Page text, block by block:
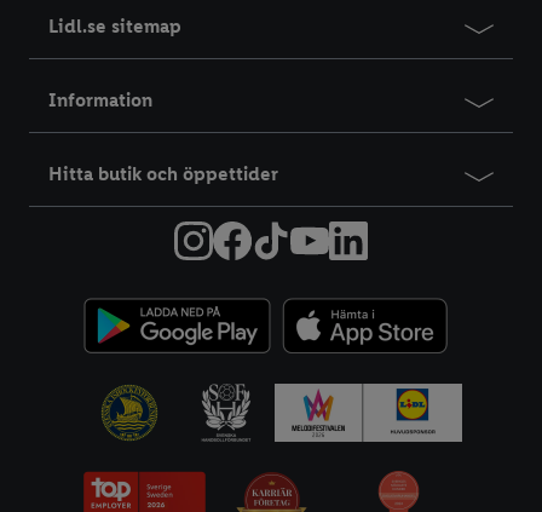
Lidl.se sitemap
Information
Hitta butik och öppettider